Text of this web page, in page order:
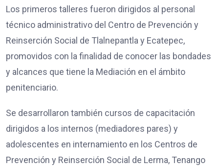
Los primeros talleres fueron dirigidos al personal
técnico administrativo del Centro de Prevención y
Reinserción Social de Tlalnepantla y Ecatepec,
promovidos con la finalidad de conocer las bondades
y alcances que tiene la Mediación en el ámbito
penitenciario.
Se desarrollaron también cursos de capacitación
dirigidos a los internos (mediadores pares) y
adolescentes en internamiento en los Centros de
Prevención y Reinserción Social de Lerma, Tenango